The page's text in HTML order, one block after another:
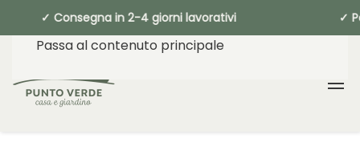
✓ Consegna in 2-4 giorni
Passa al contenuto principale